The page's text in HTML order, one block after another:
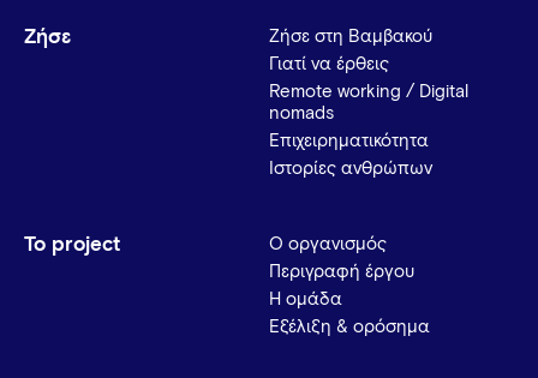
Ζήσε
Ζήσε στη Βαμβακού
Γιατί να έρθεις
Remote working / Digital
nomads
Επιχειρηματικότητα
Ιστορίες ανθρώπων
Το project
Ο οργανισμός
Περιγραφή έργου
Η ομάδα
Εξέλιξη & ορόσημα